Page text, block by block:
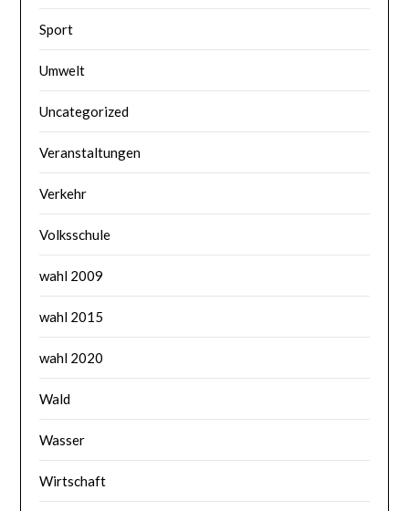
Sport
Umwelt
Uncategorized
Veranstaltungen
Verkehr
Volksschule
wahl 2009
wahl 2015
wahl 2020
Wald
Wasser
Wirtschaft